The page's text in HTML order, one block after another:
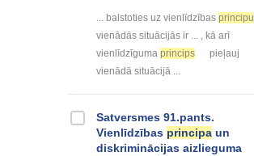
... balstoties uz vienlīdzības principu
vienādās situācijās ir ... , kā arī
vienlīdzīguma princips
pieļauj
vienādā situācijā ...
Satversmes 91.pants.
Vienlīdzības principa un
diskriminācijas aizlieguma